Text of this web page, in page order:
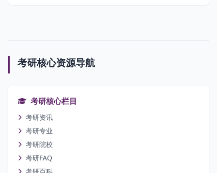
考研核心资源导航
考研核心栏目
考研资讯
考研专业
考研院校
考研FAQ
考研百科